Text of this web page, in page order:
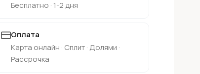
Бесплатно · 1-2 дня
Оплата
Карта онлайн · Сплит · Долями ·
Рассрочка